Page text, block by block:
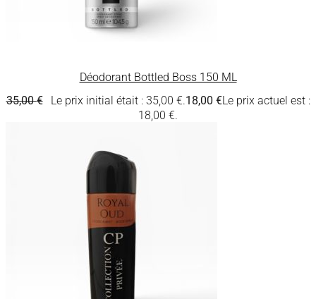
Déodorant Bottled Boss 150 ML
35,00€ Le prix initial était : 35,00 €.18,00 €Le prix actuel est :
18,00 €.